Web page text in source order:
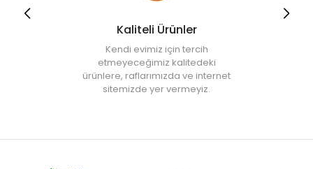
Kaliteli Ürünler
Kendi evimiz için tercih
etmeyeceğimiz kalitedeki
ürünlere, raflarımızda ve internet
sitemizde yer vermeyiz.